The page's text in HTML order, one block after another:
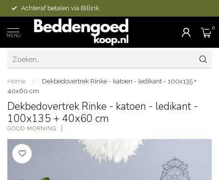
Achteraf betalen via Billink
MENU
0
Home /
Dekbedovertrek Rinke - katoen - ledikant - 100x135 +
40x60 cm
Dekbedovertrek Rinke - katoen - ledikant -
100x135 + 40x60 cm
GOOD MORNING